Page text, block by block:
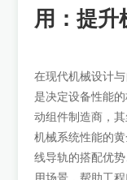
用：提升
在现代机械设计
是决定设备性能
动组件制造商，
机械系统性能的
线导轨的搭配优